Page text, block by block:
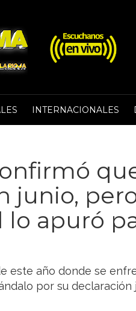
INTERNACIONALES
junio,
apuró
este año donde se
por su declaración